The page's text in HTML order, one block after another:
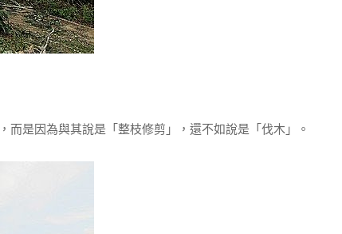
是因為與其說是「整枝修剪」，還不如說是「伐木」。